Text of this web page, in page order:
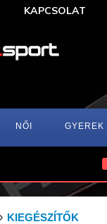
KAPCSOLAT
NŐI GYEREK
KIEGÉSZÍTŐK